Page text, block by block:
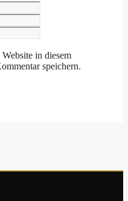
Mail-
Adresse
in diesem
speichern.